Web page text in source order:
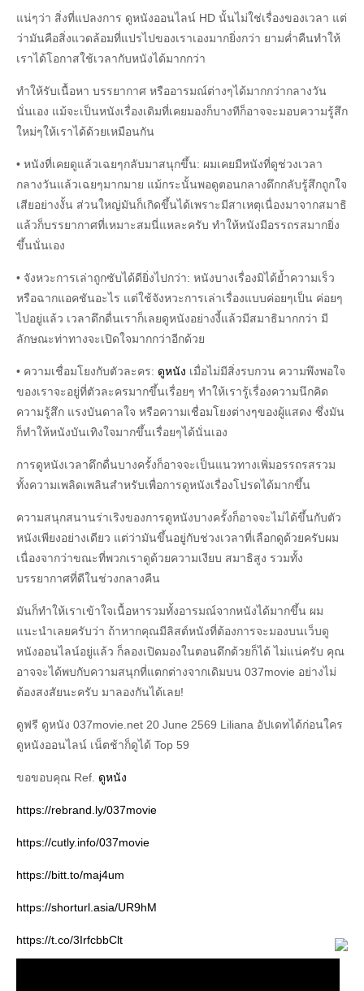
แน่ๆว่า สิ่งที่แปลงการ ดูหนังออนไลน์ HD นั้นไม่ใช่เรื่องของเวลา แต่
ว่ามันคือสิ่งแวดล้อมที่แปรไปของเราเองมากยิ่งกว่า ยามค่ำคืนทำให้
เราได้โอกาสใช้เวลากับหนังได้มากกว่า
ทำให้รับเนื้อหา บรรยากาศ หรืออารมณ์ต่างๆได้มากกว่ากลางวัน
นั่นเอง แม้จะเป็นหนังเรื่องเดิมที่เคยมองก็บางทีก็อาจจะมอบความรู้สึก
ใหม่ๆให้เราได้ด้วยเหมือนกัน
• หนังที่เคยดูแล้วเฉยๆกลับมาสนุกขึ้น: ผมเคยมีหนังที่ดูช่วงเวลา
กลางวันแล้วเฉยๆมากมาย แม้กระนั้นพอดูตอนกลางดึกกลับรู้สึกถูกใจ
เสียอย่างงั้น ส่วนใหญ่มันก็เกิดขึ้นได้เพราะมีสาเหตุเนื่องมาจากสมาธิ
แล้วก็บรรยากาศที่เหมาะสมนี่แหละครับ ทำให้หนังมีอรรถรสมากยิ่ง
ขึ้นนั่นเอง
• จังหวะการเล่าถูกซับได้ดียิ่งไปกว่า: หนังบางเรื่องมิได้ย้ำความเร็ว
หรือฉากแอคชันอะไร แต่ใช้จังหวะการเล่าเรื่องแบบค่อยๆเป็น ค่อยๆ
ไปอยู่แล้ว เวลาดึกดื่นเราก็เลยดูหนังอย่างงี้แล้วมีสมาธิมากกว่า มี
ลักษณะท่าทางจะเปิดใจมากกว่าอีกด้วย
• ความเชื่อมโยงกับตัวละคร: ดูหนัง เมื่อไม่มีสิ่งรบกวน ความพึงพอใจ
ของเราจะอยู่ที่ตัวละครมากขึ้นเรื่อยๆ ทำให้เรารู้เรื่องความนึกคิด
ความรู้สึก แรงบันดาลใจ หรือความเชื่อมโยงต่างๆของผู้แสดง ซึ่งมัน
ก็ทำให้หนังบันเทิงใจมากขึ้นเรื่อยๆได้นั่นเอง
การดูหนังเวลาดึกดื่นบางครั้งก็อาจจะเป็นแนวทางเพิ่มอรรถรสรวม
ทั้งความเพลิดเพลินสำหรับเพื่อการดูหนังเรื่องโปรดได้มากขึ้น
ความสนุกสนานร่าเริงของการดูหนังบางครั้งก็อาจจะไม่ได้ขึ้นกับตัว
หนังเพียงอย่างเดียว แต่ว่ามันขึ้นอยู่กับช่วงเวลาที่เลือกดูด้วยครับผม
เนื่องจากว่าขณะที่พวกเราดูด้วยความเงียบ สมาธิสูง รวมทั้ง
บรรยากาศที่ดีในช่วงกลางคืน
มันก็ทำให้เราเข้าใจเนื้อหารวมทั้งอารมณ์จากหนังได้มากขึ้น ผม
แนะนำเลยครับว่า ถ้าหากคุณมีลิสต์หนังที่ต้องการจะมองบนเว็บดู
หนังออนไลน์อยู่แล้ว ก็ลองเปิดมองในตอนดึกด้วยก็ได้ ไม่แน่ครับ คุณ
อาจจะได้พบกับความสนุกที่แตกต่างจากเดิมบน 037movie อย่างไม่
ต้องสงสัยนะครับ มาลองกันได้เลย!
ดูฟรี ดูหนัง 037movie.net 20 June 2569 Liliana อัปเดทได้ก่อนใคร
ดูหนังออนไลน์ เน็ตช้าก็ดูได้ Top 59
ขอขอบคุณ Ref. ดูหนัง
https://rebrand.ly/037movie
https://cutly.info/037movie
https://bitt.to/maj4um
https://shorturl.asia/UR9hM
https://t.co/3IrfcbbClt